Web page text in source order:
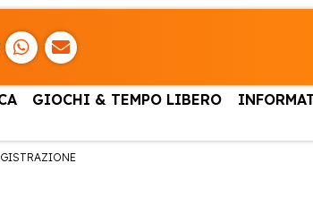
GIOCHI & TEMPO LIBERO